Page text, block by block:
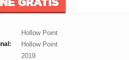
Hollow Point
Hollow Point
2019